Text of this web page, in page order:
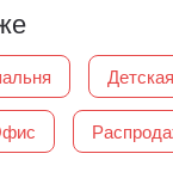
Детская